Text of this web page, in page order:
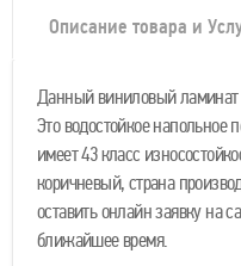
Описание товара и
Данный виниловый ламинат
Это водостойкое
имеет 43 класс
коричневый, страна
оставить онлайн заявку на
ближайшее время.